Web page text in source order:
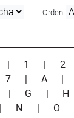
Orden
| 1 | 2
7 |A |
| G | H
| N | O